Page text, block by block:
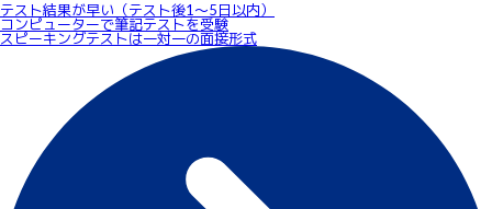
テスト結果が早い（テスト後1～5日以内）
コンピューターで筆記テストを受験
スピーキングテストは一対一の面接形式